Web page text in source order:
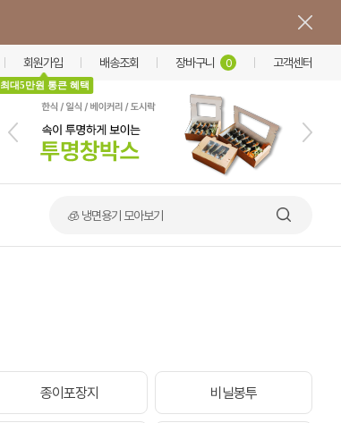
회원가입
최대5만원 통큰 혜택
배송조회 장바구니 0 고객센터
🧊 냉면용기 모아보기
종이포장지 비닐봉투